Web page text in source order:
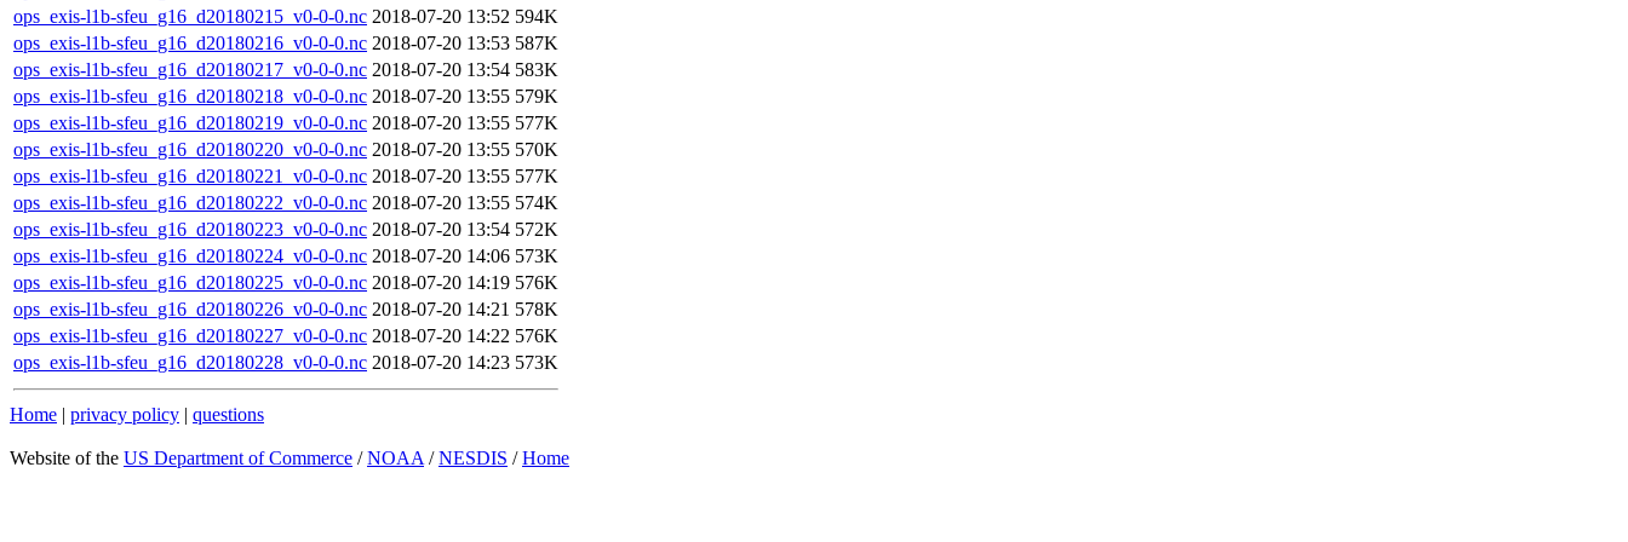
ops_exis-l1b-sfeu_g16_d20180215_v0-0-0.nc 2018-07-20 13:52 594K
ops_exis-l1b-sfeu_g16_d20180216_v0-0-0.nc 2018-07-20 13:53 587K
ops_exis-l1b-sfeu_g16_d20180217_v0-0-0.nc 2018-07-20 13:54 583K
ops_exis-l1b-sfeu_g16_d20180218_v0-0-0.nc 2018-07-20 13:55 579K
ops_exis-l1b-sfeu_g16_d20180219_v0-0-0.nc 2018-07-20 13:55 577K
ops_exis-l1b-sfeu_g16_d20180220_v0-0-0.nc 2018-07-20 13:55 570K
ops_exis-l1b-sfeu_g16_d20180221_v0-0-0.nc 2018-07-20 13:55 577K
ops_exis-l1b-sfeu_g16_d20180222_v0-0-0.nc 2018-07-20 13:55 574K
ops_exis-l1b-sfeu_g16_d20180223_v0-0-0.nc 2018-07-20 13:54 572K
ops_exis-l1b-sfeu_g16_d20180224_v0-0-0.nc 2018-07-20 14:06 573K
ops_exis-l1b-sfeu_g16_d20180225_v0-0-0.nc 2018-07-20 14:19 576K
ops_exis-l1b-sfeu_g16_d20180226_v0-0-0.nc 2018-07-20 14:21 578K
ops_exis-l1b-sfeu_g16_d20180227_v0-0-0.nc 2018-07-20 14:22 576K
ops_exis-l1b-sfeu_g16_d20180228_v0-0-0.nc 2018-07-20 14:23 573K
Home | privacy policy | questions
Website of the US Department of Commerce /NOAA /NESDIS /Home